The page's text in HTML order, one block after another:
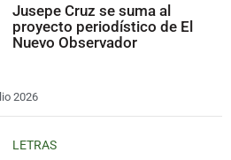
Jusepe Cruz se suma al
proyecto periodístico de El
Nuevo Observador
2026
LETRAS